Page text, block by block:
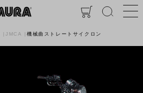
JMCA 機械曲ストレートサイクロン